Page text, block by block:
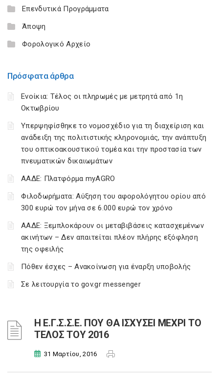
Επενδυτικά Προγράμματα
Άποψη
Φορολογικό Αρχείο
Πρόσφατα άρθρα
Ενοίκια: Τέλος οι πληρωμές με μετρητά από 1η
Οκτωβρίου
Υπερψηφίσθηκε το νομοσχέδιο για τη διαχείριση και
ανάδειξη της πολιτιστικής κληρονομιάς, την ανάπτυξη
του οπτικοακουστικού τομέα και την προστασία των
πνευματικών δικαιωμάτων
ΑΑΔΕ: Πλατφόρμα myAGRO
Φιλοδωρήματα: Αύξηση του αφορολόγητου ορίου από
300 ευρώ τον μήνα σε 6.000 ευρώ τον χρόνο
ΑΑΔΕ: Ξεμπλοκάρουν οι μεταβιβάσεις κατασχεμένων
ακινήτων – Δεν απαιτείται πλέον πλήρης εξόφληση
της οφειλής
Πόθεν έσχες – Ανακοίνωση για έναρξη υποβολής
Σε λειτουργία το gov.gr messenger
Η Ε.Γ.Σ.Σ.Ε. ΠΟΥ ΘΑ ΙΣΧΥΣΕΙ ΜΕΧΡΙ ΤΟ
ΤΕΛΟΣ ΤΟΥ 2016
31 Μαρτίου, 2016